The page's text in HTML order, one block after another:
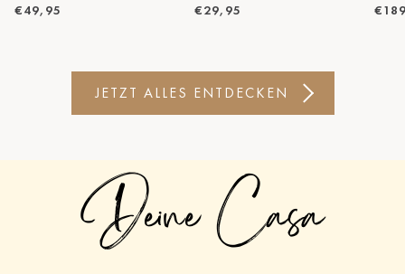
€49,95 €29,95
JETZT ALLES ENTDECKEN
Deine Casa